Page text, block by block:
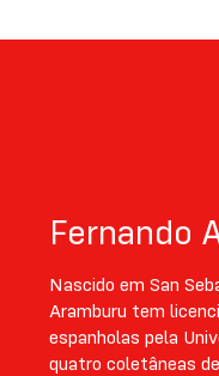
Fernando
Nascido em San
Aramburu tem
espanholas pela
quatro coletâneas